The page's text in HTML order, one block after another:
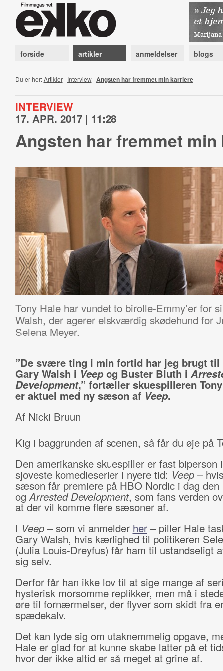
forside artikler anmeldelser blogs
Du er her:Artikler| Interview| Angsten har fremmet min karriere
INTERVIEW
17. APR. 2017 | 11:28
Angsten har fremmet min
Tony Hale har vundet to birolle-Emmy’er for
Walsh, der agerer elskværdig skødehund for
Selena Meyer.
”De svære ting i min fortid har jeg brugt til
Gary Walsh i Veepog Buster Bluth i
Development,” fortæller skuespilleren
er aktuel med ny sæson af Veep.
Af Nicki Bruun
Kig i baggrunden af scenen, så får du øje på
Den amerikanske skuespiller er fast biperson
sjoveste komedieserier i nyere tid: Veep –
sæson får premiere på HBO Nordic i dag den
ogArrested Development, som fans verden
at der vil komme flere sæsoner af.
I Veep – som vi anmelder her– piller Hale
Gary Walsh, hvis kærlighed til politikeren
(Julia Louis-Dreyfus) får ham til ustandseligt
sig selv.
Derfor får han ikke lov til at sige mange af
hysterisk morsomme replikker, men må i
øre til fornærmelser, der flyver som skidt fra
spædekalv.
Det kan lyde sig om utaknemmelig opgave,
Hale er glad for at kunne skabe latter på et
hvor der ikke altid er så meget at grine af.